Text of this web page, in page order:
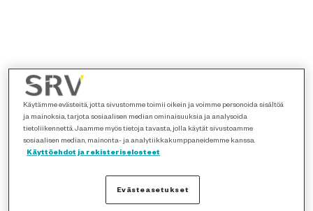
Käytämme evästeitä, jotta sivustomme toimii oikein ja voimme personoida sisältöä
ja mainoksia, tarjota sosiaalisen median ominaisuuksia ja analysoida
tietoliikennettä. Jaamme myös tietoja tavasta, jolla käytät sivustoamme
sosiaalisen median, mainonta- ja analytiikkakumppaneidemme kanssa.
Käyttöehdot ja rekisteriselosteet
Evästeasetukset